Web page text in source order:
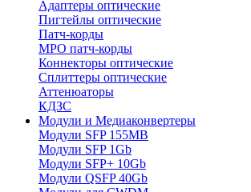
Адаптеры оптические
Пигтейлы оптические
Патч-корды
MPO патч-корды
Коннекторы оптические
Сплиттеры оптические
Аттенюаторы
КДЗС
Модули и Медиаконвертеры
Модули SFP 155MB
Модули SFP 1Gb
Модули SFP+ 10Gb
Модули QSFP 40Gb